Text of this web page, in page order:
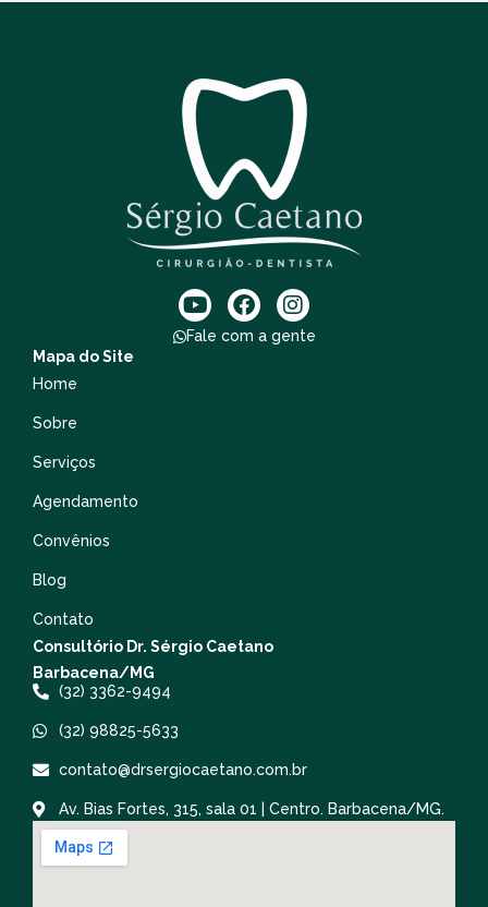
Fale com a gente
Mapa do Site
Home
Sobre
Serviços
Agendamento
Convênios
Blog
Contato
Consultório Dr. Sérgio Caetano
Barbacena/MG
(32) 3362-9494
(32) 98825-5633
contato@drsergiocaetano.com.br
Av. Bias Fortes, 315, sala 01 | Centro. Barbacena/MG.